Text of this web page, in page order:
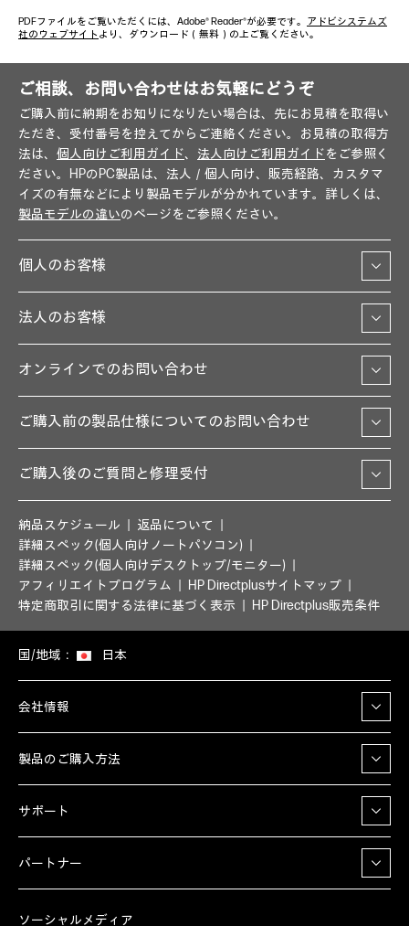
PDFファイルをご覧いただくには、Adobe® Reader®が必要です。 アドビシステムズ
社のウェブサイト より、ダウンロード（無料）の上ご覧ください。
ご相談、お問い合わせはお気軽にどうぞ
ご購入前に納期をお知りになりたい場合は、先にお見積を取得い
ただき、受付番号を控えてからご連絡ください。お見積の取得方
法は、 個人向けご利用ガイド、 法人向けご利用ガイドをご参照く
ださい。HPのPC製品は、法人／個人向け、販売経路、カスタマ
イズの有無などにより製品モデルが分かれています。詳しくは、
製品モデルの違いのページをご参照ください。
個人のお客様
法人のお客様
オンラインでのお問い合わせ
ご購入前の製品仕様についてのお問い合わせ
ご購入後のご質問と修理受付
納品スケジュール
返品について
詳細スペック(個人向けノートパソコン)
詳細スペック(個人向けデスクトップ/モニター)
アフィリエイトプログラム
HP Directplusサイトマップ
特定商取引に関する法律に基づく表示
HP Directplus販売条件
国/地域： 日本
会社情報
製品のご購入方法
サポート
パートナー
ソーシャルメディア